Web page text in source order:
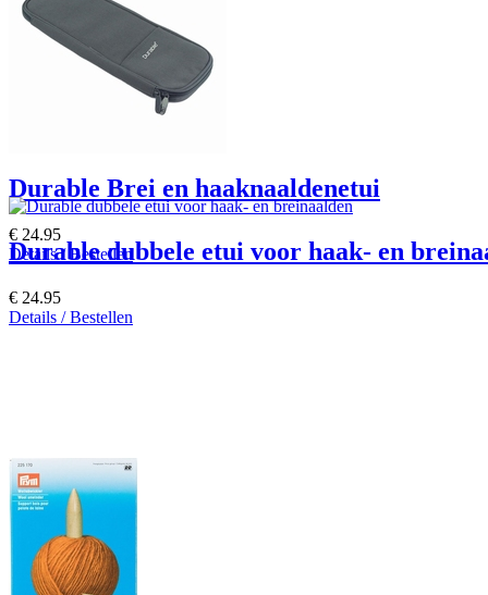
Durable Brei en haaknaaldenetui
€ 24.95
Details / Bestellen
Durable dubbele etui voor haak- en
€ 24.95
Details / Bestellen